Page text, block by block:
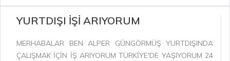
YURTDIŞI İŞİ ARIYORUM
MERHABALAR BEN ALPER GÜNGÖRMÜŞ YURTDIŞINDA
ÇALIŞMAK İÇİN İŞ ARIYORUM TÜRKİYE'DE YAŞIYORUM 24